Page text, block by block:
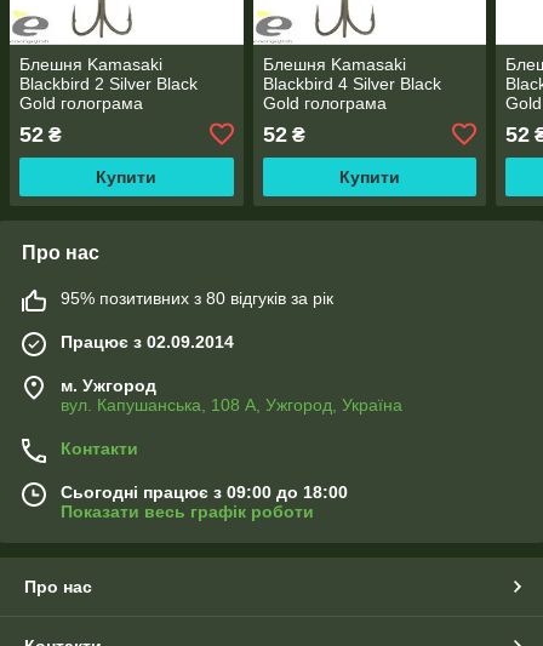
Блешня Kamasaki
Blackbird 2 Silver Black
Gold голограма
52 ₴
Купити
Блешня Kamasaki
Blackbird 4 Silver Black
Gold голограма
52₴
Купити
52
Про нас
95% позитивних з 80 відгуків за рік
Працює з 02.09.2014
м. Ужгород
вул. Капушанська, 108 А, Ужгород, Україна
Контакти
Сьогодні працює з 09:00 до 18:00
Показати весь графік роботи
Про нас